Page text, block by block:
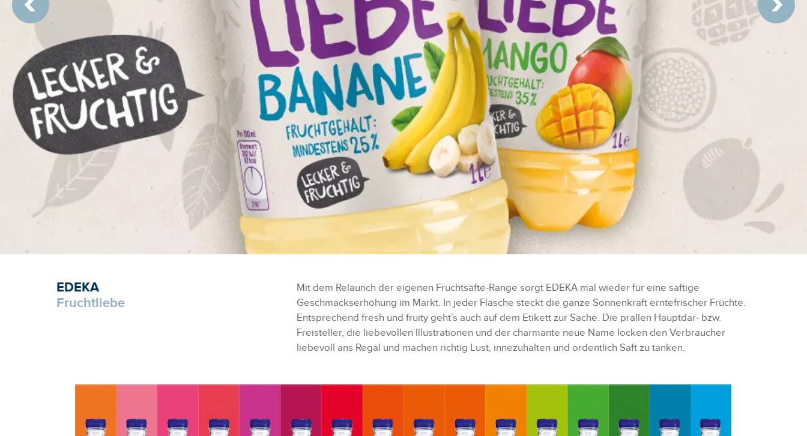
EDEKA
Fruchtliebe
Mit dem Relaunch der eigenen Fruchtsäfte-Range sorgt EDEKA mal wieder für eine saftige
Geschmackserhöhung im Markt. In jeder Flasche steckt die ganze Sonnenkraft erntefrischer Früchte.
Entsprechend fresh und fruity geht’s auch auf dem Etikett zur Sache. Die prallen Hauptdar- bzw.
Freisteller, die liebevollen Illustrationen und der charmante neue Name locken den Verbraucher
liebevoll ans Regal und machen richtig Lust, innezuhalten und ordentlich Saft zu tanken.